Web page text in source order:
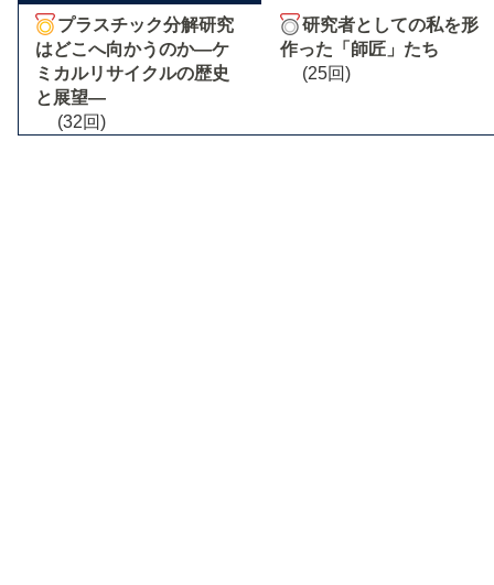
プラスチック分解研究
はどこへ向かうのか―ケ
ミカルリサイクルの歴史
と展望―
(32回)
研究者としての私を形
作った「師匠」たち
(25回)